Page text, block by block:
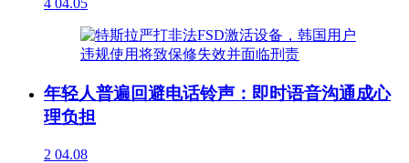
4 04.05
年轻人普遍回避电话铃声：即时语音沟通成心
理负担
2 04.08